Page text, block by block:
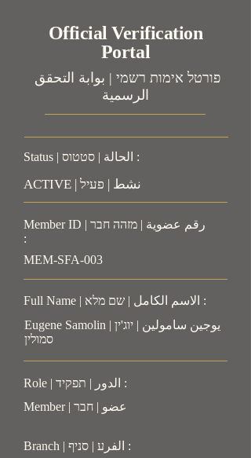
Official Verification
Portal
الرسمية
Status | الحالة | סטטוס :
ACTIVE | نشط | פעיל
Member ID | رقم عضوية | מזהה חבר
:
MEM-SFA-003
Full Name | الاسم الكامل | שם מלא :
Eugene Samolin | يوجين سامولين | יוג'ין
סמולין
Role | الدور | תפקיד :
Member | عضو | חבר
Branch | الفرע | סניף :